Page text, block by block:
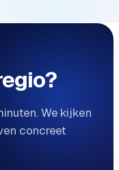
We kijken
concreet